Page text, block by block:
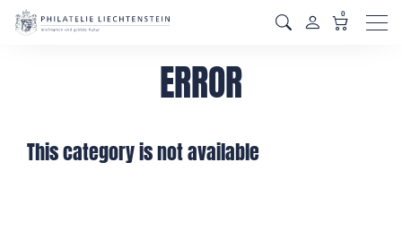
0
ERROR
This category is not available